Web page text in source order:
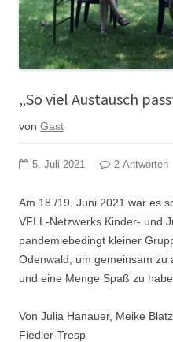
„So viel Austausch
von Gast
5. Juli 2021 2 Antworten
Am 18./19. Juni 2021 war es
VFLL-Netzwerks Kinder- und
pandemiebedingt kleiner
Odenwald, um gemeinsam zu
und eine Menge Spaß zu
Von Julia Hanauer, Meike
Fiedler-Tresp